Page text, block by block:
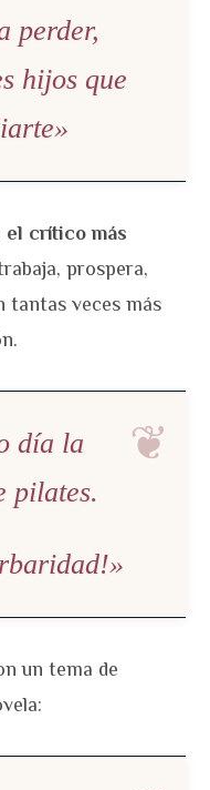
perder,
hijos que
el crítico más
prospera,
tantas veces más
día la
pilates.
un tema de